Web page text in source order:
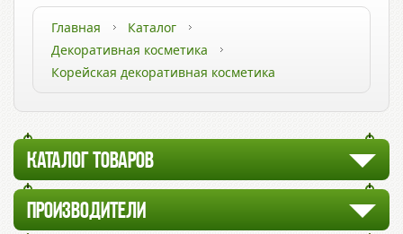
Главная
Каталог
Декоративная косметика
Корейская декоративная косметика
КАТАЛОГ ТОВАРОВ
ПРОИЗВОДИТЕЛИ